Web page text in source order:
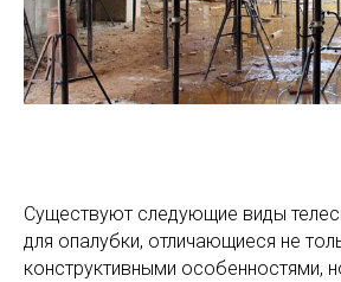
Существуют следующие виды
для опалубки, отличающиеся не
конструктивными особенностями,